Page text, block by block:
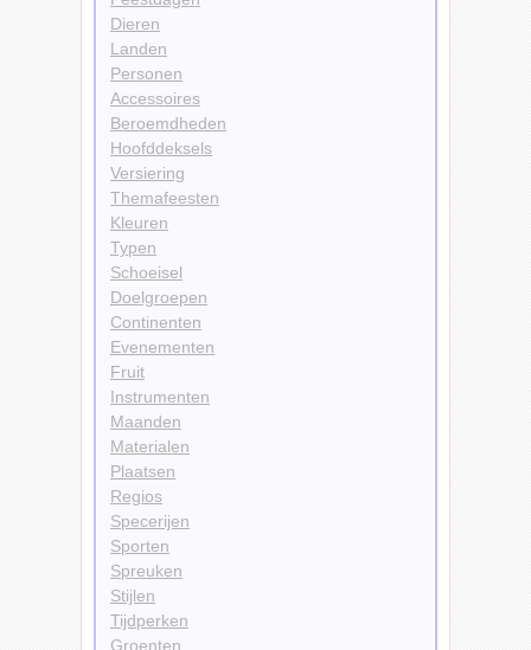
Dieren
Landen
Personen
Accessoires
Beroemdheden
Hoofddeksels
Versiering
Themafeesten
Kleuren
Typen
Schoeisel
Doelgroepen
Continenten
Evenementen
Fruit
Instrumenten
Maanden
Materialen
Plaatsen
Regios
Specerijen
Sporten
Spreuken
Stijlen
Tijdperken
Groenten